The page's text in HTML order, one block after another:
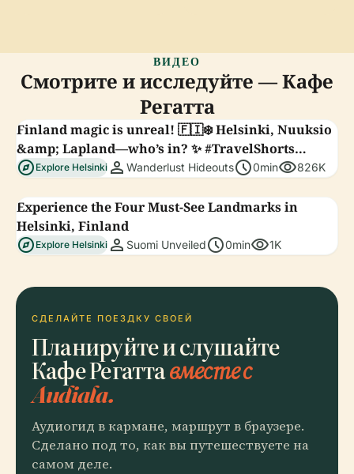
ВИДЕО
Смотрите и исследуйте — Кафе
Регатта
Finland magic is unreal! 🇫🇮❄️ Helsinki, Nuuksio
&amp; Lapland—who’s in? ✨ #TravelShorts
#VisitFinland
explore Explore Helsinki person Wanderlust Hideoutsschedule0minvisibility826K
Experience the Four Must-See Landmarks in
Helsinki, Finland
explore Explore Helsinki person Suomi Unveiledschedule0minvisibility1K
СДЕЛАЙТЕ ПОЕЗДКУ СВОЕЙ
Планируйте и слушайте
Кафе Регаттавместе с
Audiala.
Аудиогид в кармане, маршрут в браузере.
Сделано под то, как вы путешествуете на
самом деле.